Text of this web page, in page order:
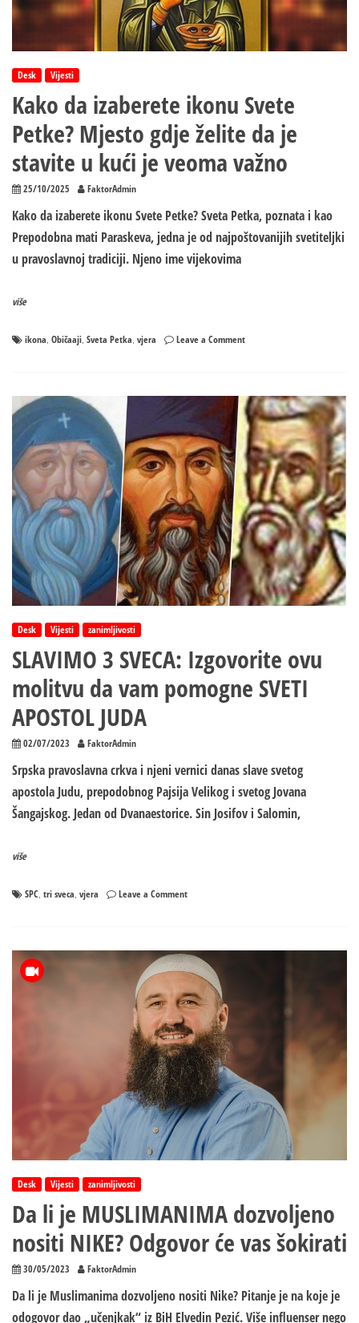
cijele
godine!
Desk Vijesti
Kako da izaberete ikonu Svete
Petke? Mjesto gdje želite da je
stavite u kući je veoma važno
25/10/2025 FaktorAdmin
Kako da izaberete ikonu Svete Petke? Sveta Petka, poznata i kao
Prepodobna mati Paraskeva, jedna je od najpoštovanijih svetiteljki
u pravoslavnoj tradiciji. Njeno ime vijekovima
više
ikona Običaaji Sveta Petka vjera Leave a Commenton
ikonu
Svete
Petke?
Mjesto
gdje
želite
da
je
stavite
kući
je
veoma
Desk
Vijesti zanimljivosti
SLAVIMO 3 SVECA: Izgovorite ovu
molitvu da vam pomogne SVETI
APOSTOL JUDA
02/07/2023 FaktorAdmin
Srpska pravoslavna crkva i njeni vernici danas slave svetog
apostola Judu, prepodobnog Pajsija Velikog i svetog Jovana
Šangajskog. Jedan od Dvanaestorice. Sin Josifov i Salomin,
više
SPC, tri sveca, vjera Leave a Commenton
Izgovorite
ovu
molitvu
da
vam
pomogne
SVETI
APOSTOL
JUDA
Desk Vijesti zanimljivosti
Da li je MUSLIMANIMA dozvoljeno
nositi NIKE? Odgovor će vas šokirati
30/05/2023 FaktorAdmin
Da li je Muslimanima dozvoljeno nositi Nike? Pitanje je na koje je
odogovor dao „učenjkak“ iz BiH Elvedin Pezić. Više influenser nego